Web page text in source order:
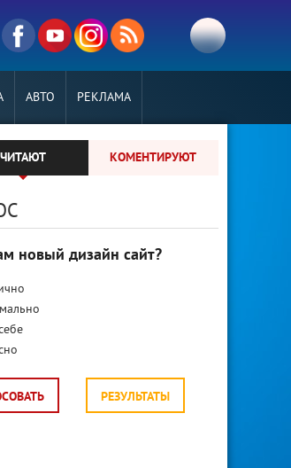
АВТО РЕКЛАМА
ЧИТАЮТ КОМЕНТИРУЮТ
новый дизайн сайт?
РЕЗУЛЬТАТЫ